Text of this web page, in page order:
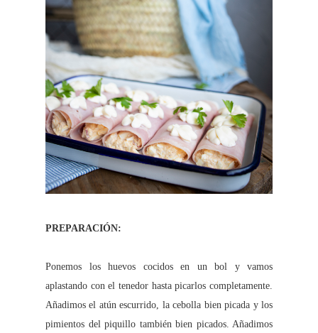
PREPARACIÓN:
Ponemos los huevos cocidos en un bol y vamos
aplastando con el tenedor hasta picarlos completamente.
Añadimos el atún escurrido, la cebolla bien picada y los
pimientos del piquillo también bien picados. Añadimos